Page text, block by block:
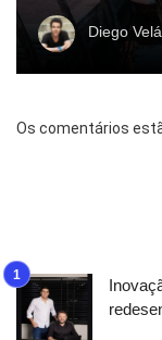
Diego
Os comentários